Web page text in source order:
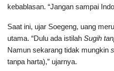
kebablasan. “Jangan sampai
Saat ini, ujar Soegeng, uang
utama. “Dulu ada istilah Sugih
Namun sekarang tidak mungkin
tanpa harta),” ujarnya.